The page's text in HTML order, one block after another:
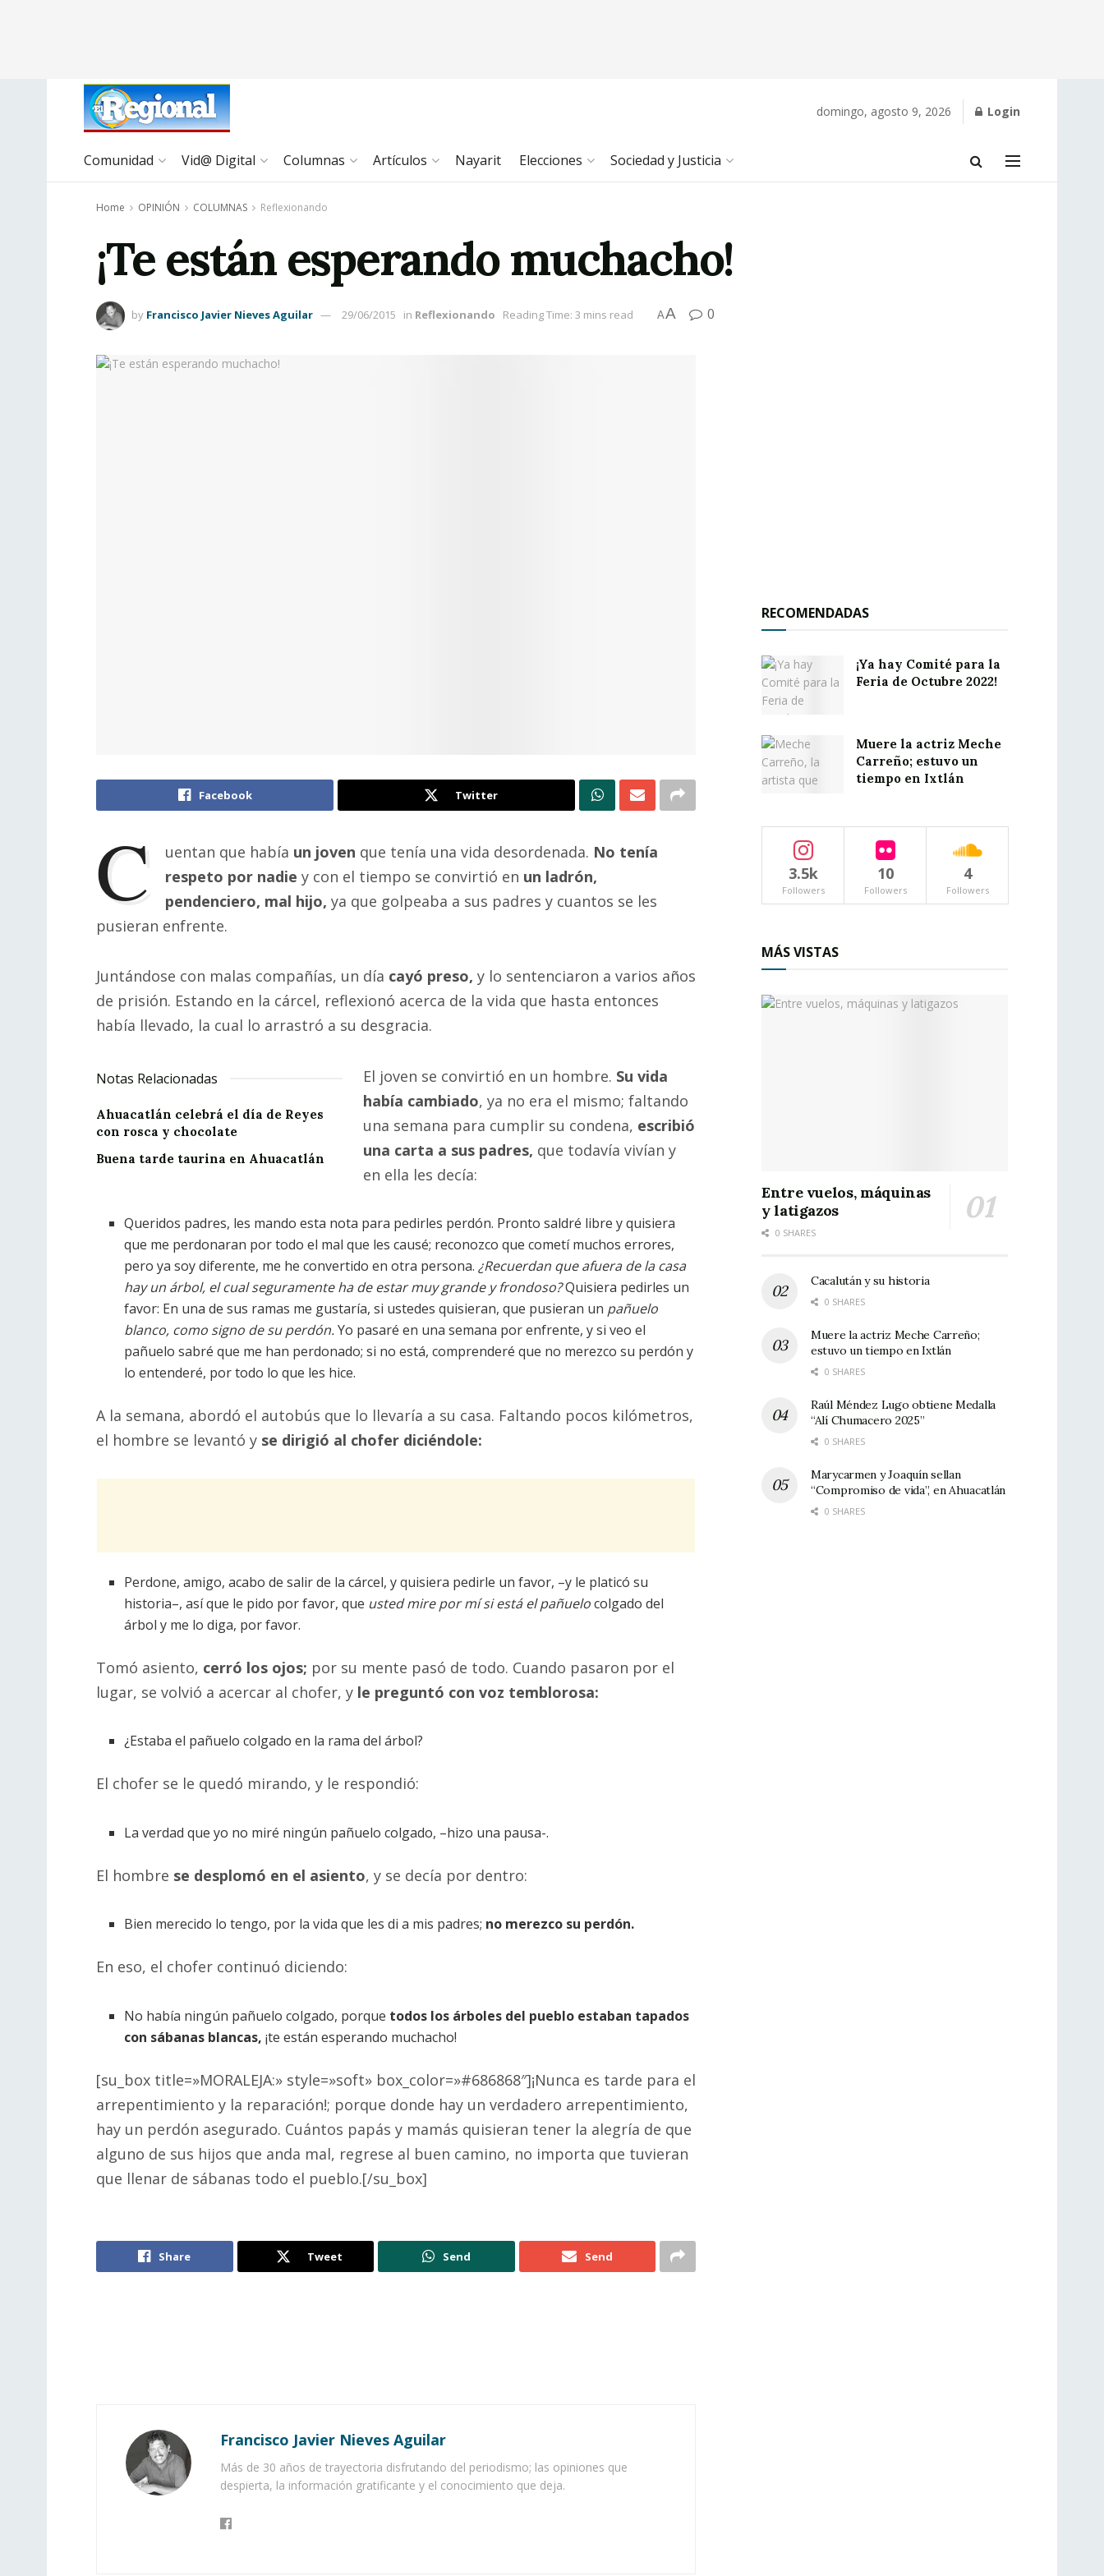
domingo, agosto 9, 2026 Login
Comunidad Vid@ Digital Columnas Artículos Nayarit Elecciones Sociedad y Justicia
Home OPINIÓN COLUMNAS Reflexionando
¡Te están esperando muchacho!
by Francisco Javier Nieves Aguilar 29/06/2015 in Reflexionando Reading Time: 3 mins read AA 0
Facebook Twitter
C uentan que había un joven que tenía una vida desordenada. No tenía
respeto por nadiey con el tiempo se convirtió en un ladrón,
pendenciero, mal hijo,ya que golpeaba a sus padres y cuantos se les
pusieran enfrente.
Juntándose con malas compañías, un día cayó preso, y lo sentenciaron a varios años
de prisión. Estando en la cárcel, reflexionó acerca de la vida que hasta entonces
había llevado, la cual lo arrastró a su desgracia.
Notas Relacionadas
Ahuacatlán celebrá el día de Reyes
con rosca y chocolate
Buena tarde taurina en Ahuacatlán
El joven se convirtió en un hombre. Su vida
había cambiado, ya no era el mismo; faltando
una semana para cumplir su condena, escribió
una carta a sus padres, que todavía vivían y
en ella les decía:
Queridos padres, les mando esta nota para pedirles perdón. Pronto saldré libre y quisiera
que me perdonaran por todo el mal que les causé; reconozco que cometí muchos errores,
pero ya soy diferente, me he convertido en otra persona.¿Recuerdan que afuera de la casa
hay un árbol, el cual seguramente ha de estar muy grande y frondoso?Quisiera pedirles un
favor: En una de sus ramas me gustaría, si ustedes quisieran, que pusieran un pañuelo
blanco, como signo de su perdón.Yo pasaré en una semana por enfrente, y si veo el
pañuelo sabré que me han perdonado; si no está, comprenderé que no merezco su perdón y
lo entenderé, por todo lo que les hice.
A la semana, abordó el autobús que lo llevaría a su casa. Faltando pocos kilómetros,
el hombre se levantó y se dirigió al chofer diciéndole:
Perdone, amigo, acabo de salir de la cárcel, y quisiera pedirle un favor, –y le platicó su
historia–, así que le pido por favor, que usted mire por mí si está el pañuelocolgado del
árbol y me lo diga, por favor.
Tomó asiento, cerró los ojos; por su mente pasó de todo. Cuando pasaron por el
lugar, se volvió a acercar al chofer, y le preguntó con voz temblorosa:
¿Estaba el pañuelo colgado en la rama del árbol?
El chofer se le quedó mirando, y le respondió:
La verdad que yo no miré ningún pañuelo colgado, –hizo una pausa-.
El hombre se desplomó en el asiento, y se decía por dentro:
Bien merecido lo tengo, por la vida que les di a mis padres; no merezco su perdón.
En eso, el chofer continuó diciendo:
No había ningún pañuelo colgado, porque todos los árboles del pueblo estaban tapados
con sábanas blancas,¡te están esperando muchacho!
[su_box title=»MORALEJA:» style=»soft» box_color=»#686868″]¡Nunca es tarde para el
arrepentimiento y la reparación!; porque donde hay un verdadero arrepentimiento,
hay un perdón asegurado. Cuántos papás y mamás quisieran tener la alegría de que
alguno de sus hijos que anda mal, regrese al buen camino, no importa que tuvieran
que llenar de sábanas todo el pueblo.[/su_box]
Share Tweet Send Send
Francisco Javier Nieves Aguilar
Más de 30 años de trayectoria disfrutando del periodismo; las opiniones que
despierta, la información gratificante y el conocimiento que deja.
RECOMENDADAS
¡Ya hay Comité para la
Feria de Octubre 2022!
Muere la actriz Meche
Carreño; estuvo un
tiempo en Ixtlán
3.5k
Followers
10
Followers
4
Followers
MÁS VISTAS
Entre vuelos, máquinas
y latigazos
0 SHARES
Cacalután y su historia
0 SHARES
Muere la actriz Meche Carreño;
estuvo un tiempo en Ixtlán
0 SHARES
Raúl Méndez Lugo obtiene Medalla
“Alí Chumacero 2025”
0 SHARES
Marycarmen y Joaquín sellan
“Compromiso de vida”, en Ahuacatlán
0 SHARES